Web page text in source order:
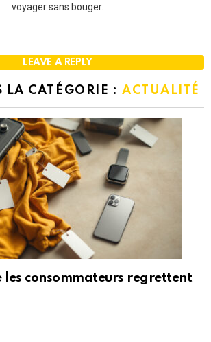
voyager sans bouger.
LEAVE A REPLY
LA CATÉGORIE : ACTUALITÉ
les consommateurs regrettent